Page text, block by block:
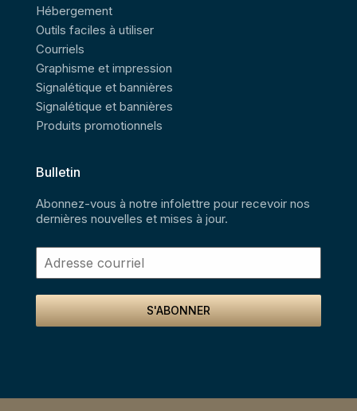
Hébergement
Outils faciles à utiliser
Courriels
Graphisme et impression
Signalétique et bannières
Signalétique et bannières
Produits promotionnels
Bulletin
Abonnez-vous à notre infolettre pour recevoir nos
dernières nouvelles et mises à jour.
S'ABONNER